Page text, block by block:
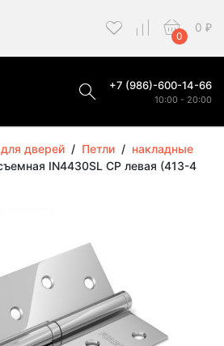
0
0 ₽
+7 (986)-600-14-66
10:00 - 20:00
дверей / Петли / накладные
IN4430SL CP левая (413-4